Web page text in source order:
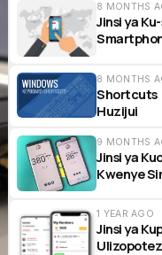
8 MONTHS
Jinsi ya
8 MONTHS
Shortcuts
Huzijui
9 MONTHS
Jinsi ya
Kwenye
1 YEAR AGO
Jinsi ya